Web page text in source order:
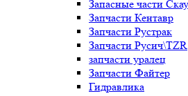
Запасные части
Запчасти Кентавр
Запчасти Рустрак
Запчасти Русич\TZR
запчасти уралец
Запчасти Файтер
Гидравлика